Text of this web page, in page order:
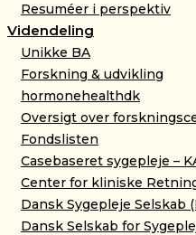
Resuméer i perspektiv
Videndeling
Unikke BA
Forskning & udvikling
hormonehealthdk
Oversigt over
Fondslisten
Casebaseret sygepleje –
Center for kliniske
Dansk Sygepleje Selskab
Dansk Selskab for